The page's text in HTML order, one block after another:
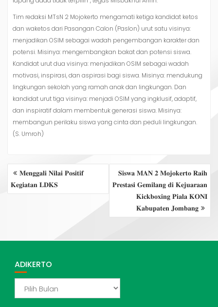
Tim redaksi MTsN 2 Mojokerto mengamati ketiga kandidat ketos
dan waketos dari Pasangan Calon (Paslon) urut satu visinya:
menjadikan OSIM sebagai wadah pengembangan karakter dan
potensi. Misinya: mengembangkan bakat dan potensi siswa.
Kandidat urut dua visinya: menjadikan OSIM sebagai wadah
motivasi, inspirasi, dan aspirasi bagi siswa. Misinya: mendukung
lingkungan sekolah yang ramah anak dan lingkungan. Dan
kandidat urut tiga visinya: menjadi OSIM yang ingklusif, adaptif,
dan inspiratif dalam membentuk generasi siswa. Misinya:
membangun perilaku siswa yang cinta dan peduli lingkungan.
(S. Umroh)
NAVIGASI
POS𝐌𝐞𝐧𝐠𝐠𝐚𝐥𝐢 𝐍𝐢𝐥𝐚𝐢 𝐏𝐨𝐬𝐢𝐭𝐢𝐟
𝐊𝐞𝐠𝐢𝐚𝐭𝐚𝐧 𝐋𝐃𝐊𝐒
𝐒𝐢𝐬𝐰𝐚 𝐌𝐀𝐍 𝟐 𝐌𝐨𝐣𝐨𝐤𝐞𝐫𝐭𝐨 𝐑𝐚𝐢𝐡
𝐏𝐫𝐞𝐬𝐭𝐚𝐬𝐢 𝐆𝐞𝐦𝐢𝐥𝐚𝐧𝐠 𝐝𝐢 𝐊𝐞𝐣𝐮𝐚𝐫𝐚𝐚𝐧
𝐊𝐢𝐜𝐤𝐛𝐨𝐱𝐢𝐧𝐠 𝐏𝐢𝐚𝐥𝐚 𝐊𝐎𝐍𝐈
𝐊𝐚𝐛𝐮𝐩𝐚𝐭𝐞𝐧 𝐉𝐨𝐦𝐛𝐚𝐧𝐠
ADIKERTO